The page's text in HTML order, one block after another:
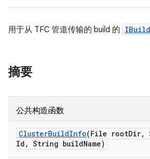
用于从 TFC 管道传输的 build 的
摘要
公共构造函数
ClusterBuildInfo(File rootDir,
Id , String buildName)